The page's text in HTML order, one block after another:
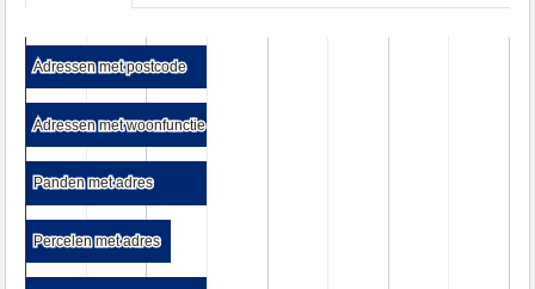
Adressen met postcode
Adressen met postcode
Adressen met woonfunctie
Adressen met woonfunctie
Panden met adres
Panden met adres
Percelen met adres
Percelen met adres